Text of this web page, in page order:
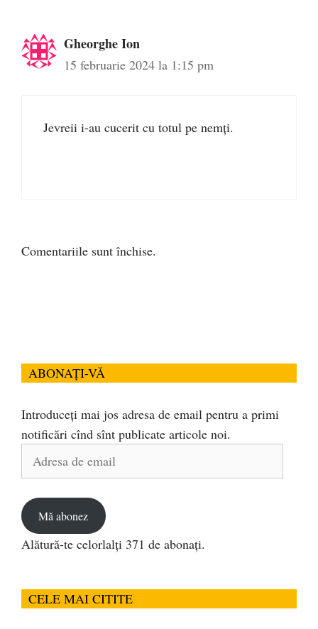
Gheorghe Ion
15 februarie 2024 la 1:15 pm
Jevreii i-au cucerit cu totul pe nemți.
Comentariile sunt închise.
ABONAȚI-VĂ
Introduceți mai jos adresa de email pentru a primi
notificări cînd sînt publicate articole noi.
Adresa
Mă abonez
Alătură-te celorlalți 371 de abonați.
CELE MAI CITITE